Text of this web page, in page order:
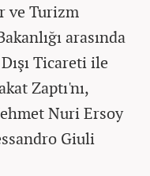
ve Turizm
arasında
Ticareti ile
Zaptı'nı,
Nuri Ersoy
Giuli